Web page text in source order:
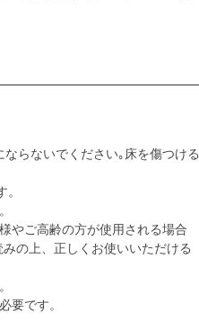
らないでください｡床を傷つける
やご高齢の方が使用される場合
の上、正しくお使いいただける
要です。